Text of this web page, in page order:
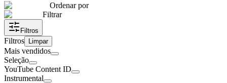
Ordenar por
Filtrar
Filtros
Filtros Limpar
Mais vendidos
Seleção
YouTube Content ID
Instrumental